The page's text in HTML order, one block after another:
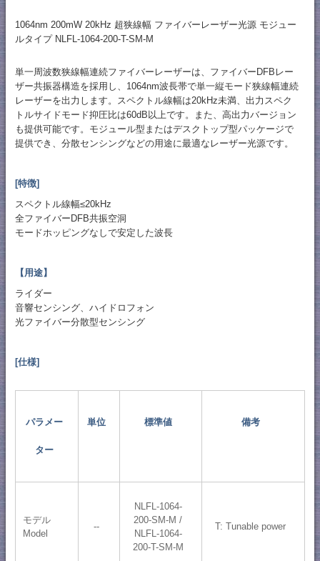
1064nm 200mW 20kHz 超狭線幅 ファイバーレーザー光源 モジュー
ルタイプ NLFL-1064-200-T-SM-M
単一周波数狭線幅連続ファイバーレーザーは、ファイバーDFBレー
ザー共振器構造を採用し、1064nm波長帯で単一縦モード狭線幅連続
レーザーを出力します。スペクトル線幅は20kHz未満、出力スペク
トルサイドモード抑圧比は60dB以上です。また、高出力バージョン
も提供可能です。モジュール型またはデスクトップ型パッケージで
提供でき、分散センシングなどの用途に最適なレーザー光源です。
[特徴]
スペクトル線幅≤20kHz
全ファイバーDFB共振空洞
モードホッピングなしで安定した波長
【用途】
ライダー
音響センシング、ハイドロフォン
光ファイバー分散型センシング
[仕様]
パラメー
ター
単位 標準値 備考
モデル
Model
--
NLFL-1064-
200-SM-M /
NLFL-1064-
200-T-SM-M
T: Tunable power